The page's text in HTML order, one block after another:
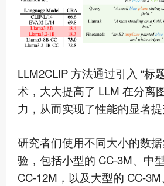
LLM2CLIP 方法通过引入 “标
术，大大提高了 LLM 在分离
力，从而实现了性能的显著提
研究者们使用不同大小的数
验，包括小型的 CC-3M、中
CC-12M，以及大型的 CC-3M